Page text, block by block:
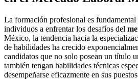
La formación profesional es fundamental
individuos a enfrentar los desafíos del
México, la tendencia hacia la
de habilidades ha crecido
candidatos que no solo posean un título
también tengan habilidades técnicas
desempeñarse eficazmente en sus